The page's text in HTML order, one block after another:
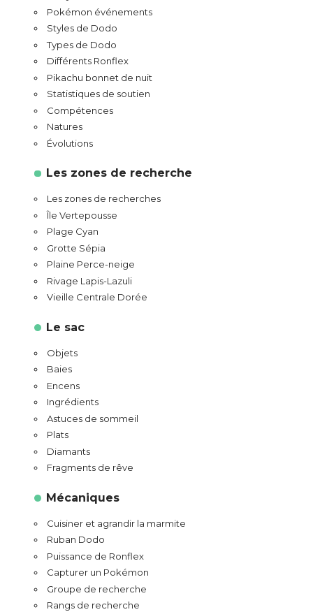
Pokémon événements
Styles de Dodo
Types de Dodo
Différents Ronflex
Pikachu bonnet de nuit
Statistiques de soutien
Compétences
Natures
Évolutions
Les zones de recherche
Les zones de recherches
Île Vertepousse
Plage Cyan
Grotte Sépia
Plaine Perce-neige
Rivage Lapis-Lazuli
Vieille Centrale Dorée
Le sac
Objets
Baies
Encens
Ingrédients
Astuces de sommeil
Plats
Diamants
Fragments de rêve
Mécaniques
Cuisiner et agrandir la marmite
Ruban Dodo
Puissance de Ronflex
Capturer un Pokémon
Groupe de recherche
Rangs de recherche